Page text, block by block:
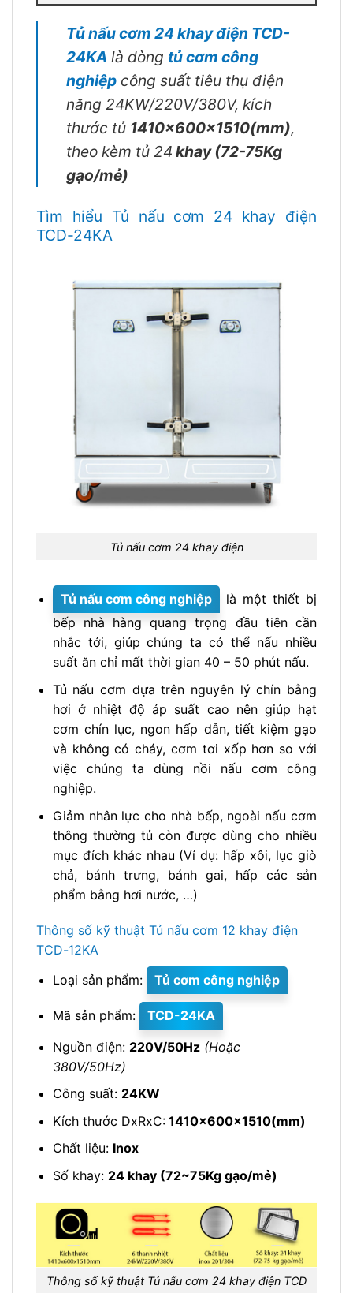
Tủ nấu cơm 24 khay điện TCD-
24KA là dòng tủ cơm công
nghiệp công suất tiêu thụ điện
năng 24KW/220V/380V, kích
thước tủ 1410x600x1510(mm),
theo kèm tủ 24 khay (72-75Kg
gạo/mẻ)
Tìm hiểu Tủ nấu cơm 24 khay điện
TCD-24KA
Tủ nấu cơm 24 khay điện
Tủ nấu cơm công nghiệp
là một thiết bị
bếp nhà hàng quang trọng đầu tiên cần
nhắc tới, giúp chúng ta có thể nấu nhiều
suất ăn chỉ mất thời gian 40 – 50 phút nấu.
Tủ nấu cơm dựa trên nguyên lý chín bằng
hơi ở nhiệt độ áp suất cao nên giúp hạt
cơm chín lục, ngon hấp dẫn, tiết kiệm gạo
và không có cháy, cơm tơi xốp hơn so với
việc chúng ta dùng nồi nấu cơm công
nghiệp.
Giảm nhân lực cho nhà bếp, ngoài nấu cơm
thông thường tủ còn được dùng cho nhiều
mục đích khác nhau (Ví dụ: hấp xôi, lục giò
chả, bánh trưng, bánh gai, hấp các sản
phẩm bằng hơi nước, …)
Thông số kỹ thuật Tủ nấu cơm 12 khay điện
TCD-12KA
Loại sản phẩm:
Tủ cơm công nghiệp
Mã sản phẩm:
TCD-24KA
Nguồn điện: 220V/50Hz (Hoặc
380V/50Hz)
Công suất: 24KW
Kích thước DxRxC:1410x600x1510(mm)
Chất liệu: Inox
Số khay: 24 khay (72~75Kg gạo/mẻ)
Thông số kỹ thuật Tủ nấu cơm 24 khay điện TCD